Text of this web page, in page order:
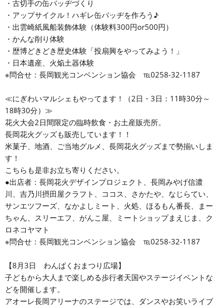
・古切手の缶バッヂづくり
・アップサイクル！ハギレ缶バッヂを作ろう♪
・出雲崎紙風船装飾体験（体験料300円or500円）
・かんな削り体験
・歴博どきどき歴史体験「投扇興をやってみよう！」
・日本遺産、火焔土器体験
※問合せ：長岡観光コンベンション協会 ℡0258-32-1187
≪にぎわいマルシェもやってます！（2日・3日：11時30分～
18時30分）≫
花火大会2日間限定の臨時飲食・お土産販売所。
長岡花火グッズも販売しています！！
米菓子、地酒、ご当地グルメ、長岡花火グッズまで勢揃いしま
す！
こちらも是非お立ち寄りください。
●出店者：長岡花火デザインプロジェクト、長岡みやげ信濃
川、吉乃川摂田屋クラフト、ココス、さかたや、なじらてい、
サンエツフーズ、なかよしミート、火処、ほるもん番長、まー
ちゃん、スリーエフ、がんこ屋、ミートショップまえじま、ク
ロネコヤマト
※問合せ：長岡観光コンベンション協会 ℡0258-32-1187
【8月3日 わんぱくおまつり広場】
子どもから大人まで楽しめる歩行者天国やステージイベントな
どを開催します。
アオーレ長岡アリーナのステージでは、ダンスやお笑いライブ